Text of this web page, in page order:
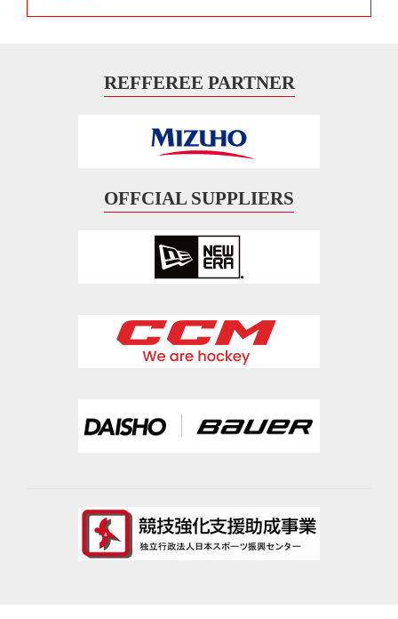
REFFEREE PARTNER
OFFCIAL SUPPLIERS